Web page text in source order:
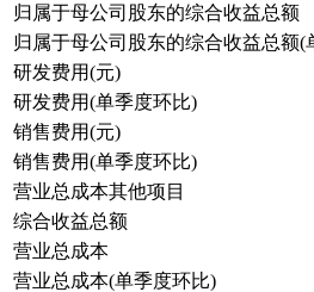
归属于母公司股东的综合收益总额
归属于母公司股东的综合收益总额(
研发费用(元)
研发费用(单季度环比)
销售费用(元)
销售费用(单季度环比)
营业总成本其他项目
综合收益总额
营业总成本
营业总成本(单季度环比)